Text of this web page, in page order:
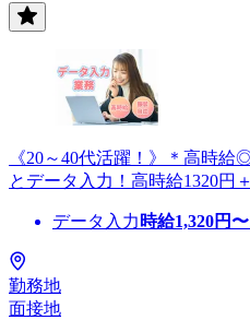
《20～40代活躍！》＊高時
とデータ入力！高時給1320
データ入力 時給1,320円〜
勤務地
面接地